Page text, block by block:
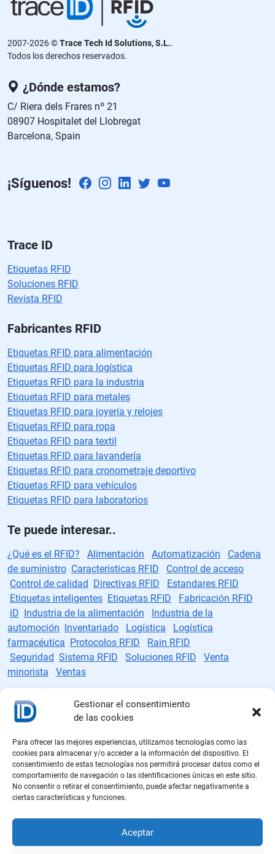
Gestionar el consentimiento
de las cookies
Para ofrecer las mejores experiencias, utilizamos tecnologías como las
cookies para almacenar y/o acceder a la información del dispositivo. El
consentimiento de estas tecnologías nos permitirá procesar datos como el
comportamiento de navegación o las identificaciones únicas en este sitio.
No consentir o retirar el consentimiento, puede afectar negativamente a
ciertas características y funciones.
Aceptar
or
ej
e
st
e
c
a
o
o.
2007-2026 ©Trace Tech Id Solutions, S.L..
Todos los derechos reservados.
¿Dónde estamos?
C/ Riera dels Frares nº 21
08907 Hospitalet del Llobregat
Barcelona, Spain
¡Síguenos!
Trace ID
Etiquetas RFID
Soluciones RFID
Revista RFID
Fabricantes RFID
Etiquetas RFID para alimentación
Etiquetas RFID para logística
Etiquetas RFID para la industria
Etiquetas RFID para metales
Etiquetas RFID para joyería y relojes
Etiquetas RFID para ropa
Etiquetas RFID para textil
Etiquetas RFID para lavandería
Etiquetas RFID para cronometraje deportivo
Etiquetas RFID para vehículos
Etiquetas RFID para laboratorios
Te puede interesar..
¿Qué es el RFID? Alimentación Automatización
Cadena
de suministro Caracteristicas RFID
Control de acceso
Control de calidad Directivas RFID
Estandares RFID
Etiquetas inteligentes Etiquetas RFID
Fabricación RFID
iD Industria de la alimentación
Industria de la
automoción Inventariado Logística
Logística
farmacéutica Protocolos RFID
Rain RFID
Seguridad Sistema RFID Soluciones RFID
Venta
minorista
Ventas
Fabricante de etiquetas RFID
Políticas de cookies
Política de privacidad
Aviso legal